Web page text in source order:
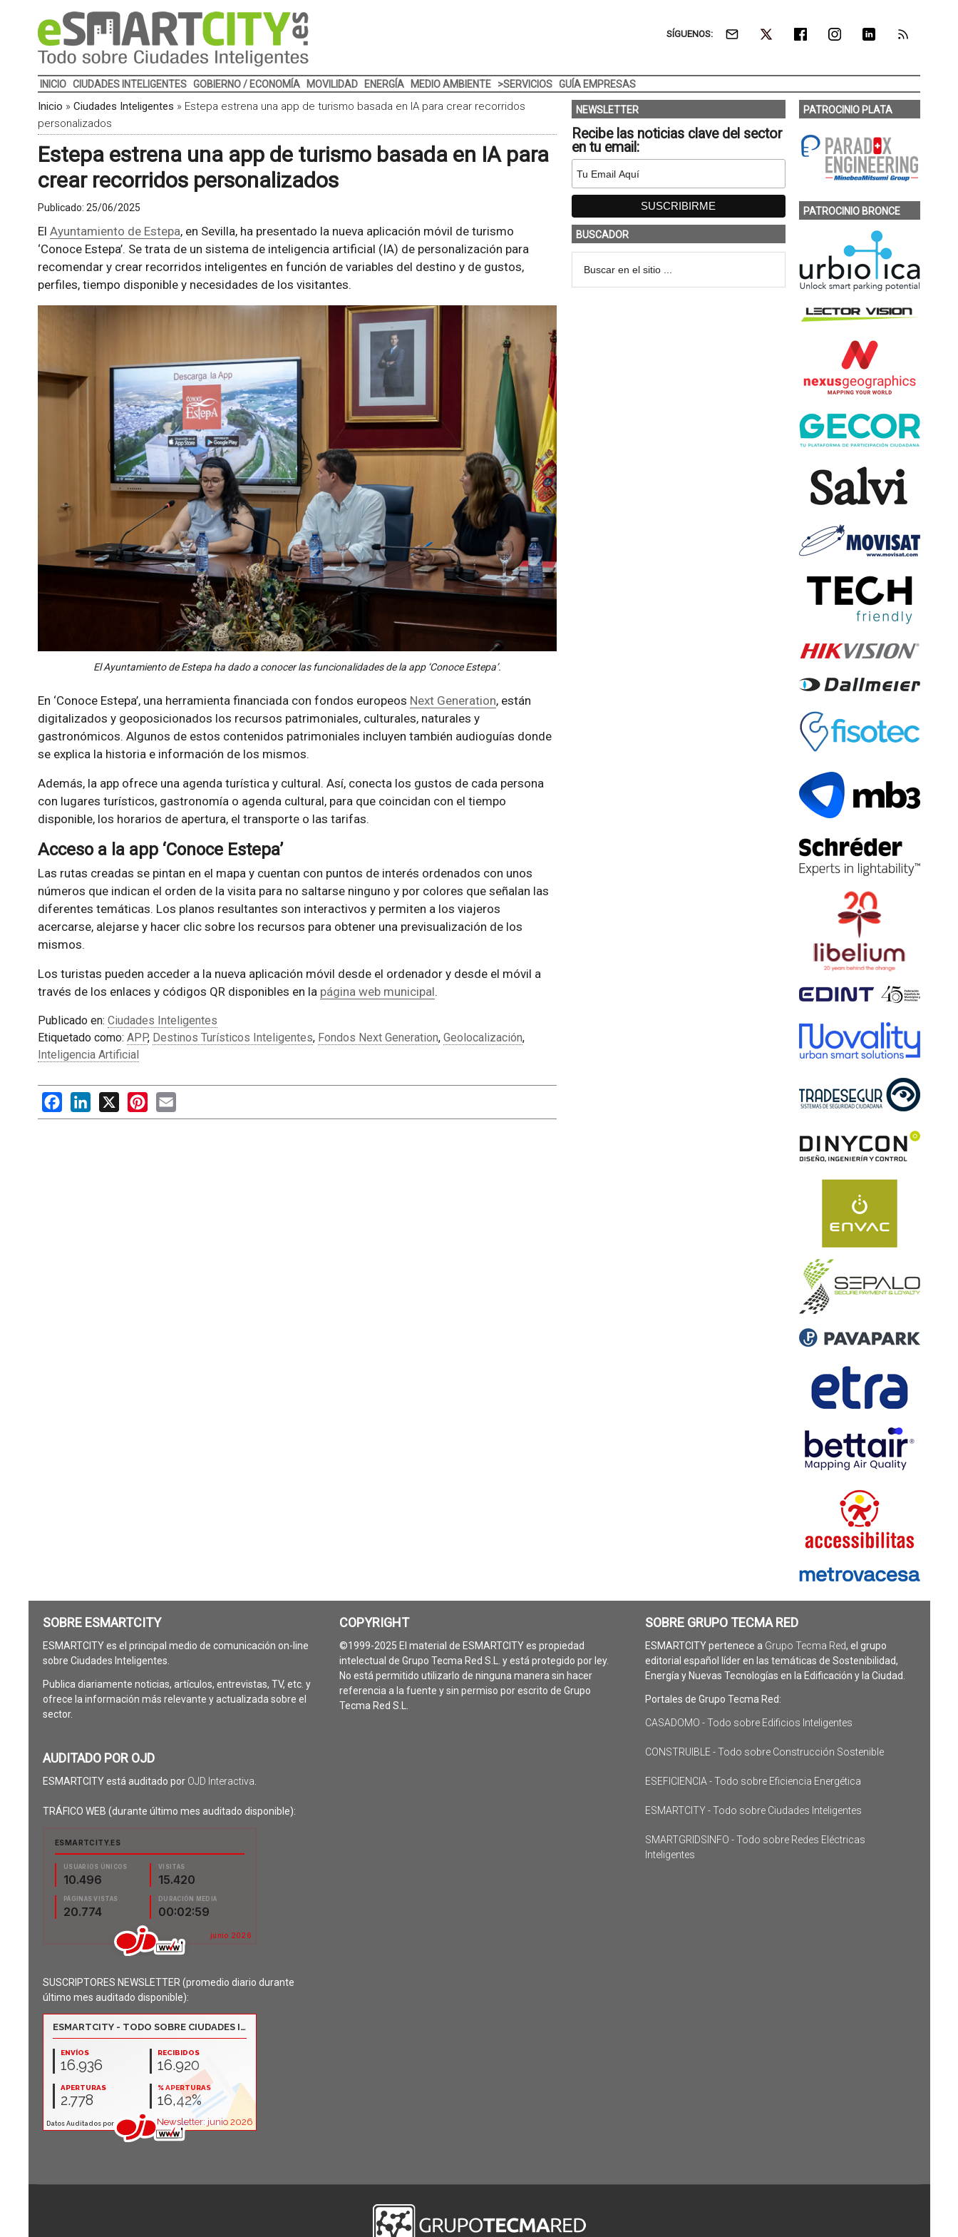
SÍGUENOS:
INICIO CIUDADES INTELIGENTES GOBIERNO / ECONOMÍA MOVILIDAD ENERGÍA MEDIO AMBIENTE >SERVICIOS GUÍA EMPRESAS
Inicio » Ciudades Inteligentes » Estepa estrena una app de turismo basada en IA para crear recorridos
personalizados
Estepa estrena una app de turismo basada en IA para
crear recorridos personalizados
Publicado: 25/06/2025
El Ayuntamiento de Estepa, en Sevilla, ha presentado la nueva aplicación móvil de turismo
‘Conoce Estepa’. Se trata de un sistema de inteligencia artificial (IA) de personalización para
recomendar y crear recorridos inteligentes en función de variables del destino y de gustos,
perfiles, tiempo disponible y necesidades de los visitantes.
El Ayuntamiento de Estepa ha dado a conocer las funcionalidades de la app ‘Conoce Estepa’.
En ‘Conoce Estepa’, una herramienta financiada con fondos europeos Next Generation, están
digitalizados y geoposicionados los recursos patrimoniales, culturales, naturales y
gastronómicos. Algunos de estos contenidos patrimoniales incluyen también audioguías donde
se explica la historia e información de los mismos.
Además, la app ofrece una agenda turística y cultural. Así, conecta los gustos de cada persona
con lugares turísticos, gastronomía o agenda cultural, para que coincidan con el tiempo
disponible, los horarios de apertura, el transporte o las tarifas.
Acceso a la app ‘Conoce Estepa’
Las rutas creadas se pintan en el mapa y cuentan con puntos de interés ordenados con unos
números que indican el orden de la visita para no saltarse ninguno y por colores que señalan las
diferentes temáticas. Los planos resultantes son interactivos y permiten a los viajeros
acercarse, alejarse y hacer clic sobre los recursos para obtener una previsualización de los
mismos.
Los turistas pueden acceder a la nueva aplicación móvil desde el ordenador y desde el móvil a
través de los enlaces y códigos QR disponibles en la página web municipal.
Publicado en: Ciudades Inteligentes
Etiquetado como: APP, Destinos Turísticos Inteligentes, Fondos Next Generation, Geolocalización,
Inteligencia Artificial
FacebookLinkedIn
X PinterestEmail
NEWSLETTER
Recibe las noticias clave del sector
en tu email:
BUSCADOR
PATROCINIO PLATA
PATROCINIO BRONCE
SOBRE ESMARTCITY
ESMARTCITY es el principal medio de comunicación on-line
sobre Ciudades Inteligentes.
Publica diariamente noticias, artículos, entrevistas, TV, etc. y
ofrece la información más relevante y actualizada sobre el
sector.
AUDITADO POR OJD
ESMARTCITY está auditado por OJD Interactiva
TRÁFICO WEB (durante último mes auditado disponible):
SUSCRIPTORES NEWSLETTER (promedio diario durante
último mes auditado disponible):
COPYRIGHT
©1999-2025 El material de ESMARTCITY es propiedad
intelectual de Grupo Tecma Red S.L. y está protegido por ley.
No está permitido utilizarlo de ninguna manera sin hacer
referencia a la fuente y sin permiso por escrito de Grupo
Tecma Red S.L.
SOBRE GRUPO TECMA RED
ESMARTCITY pertenece a Grupo Tecma Red, el grupo
editorial español líder en las temáticas de Sostenibilidad,
Energía y Nuevas Tecnologías en la Edificación y la Ciudad.
Portales de Grupo Tecma Red:
CASADOMO - Todo sobre Edificios Inteligentes
CONSTRUIBLE - Todo sobre Construcción Sostenible
ESEFICIENCIA - Todo sobre Eficiencia Energética
ESMARTCITY - Todo sobre Ciudades Inteligentes
SMARTGRIDSINFO - Todo sobre Redes Eléctricas
Inteligentes